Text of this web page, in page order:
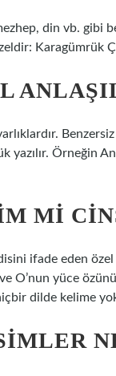
din vb. gibi
Karagümrük
yazılır. Örneğin
MI
ifade eden
ve O’nun yüce
dilde kelime